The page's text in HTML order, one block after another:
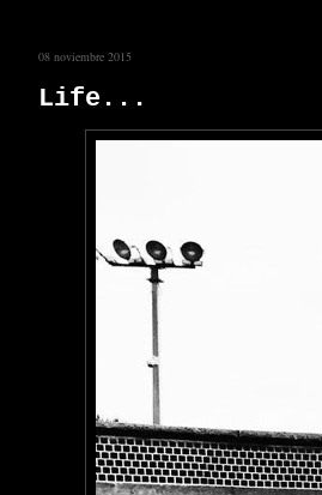
08 noviembre 2015
Life...